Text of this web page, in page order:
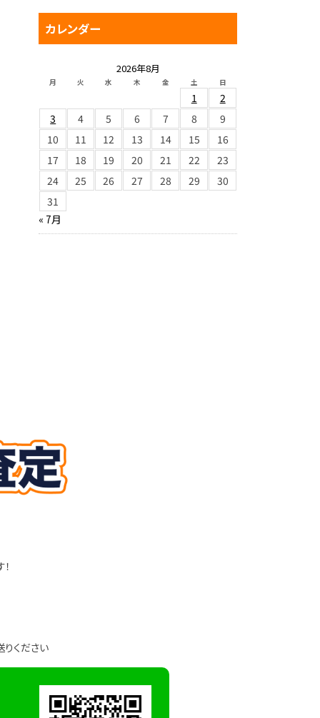
カレンダー
2026年8月
月 火 水 木 金 土 日
1
2
3
4 5 6 7 8
9
10
11 12 13 14 15
16
17
18 19 20 21 22
23
24
25 26 27 28 29
30
31
« 7月
ください